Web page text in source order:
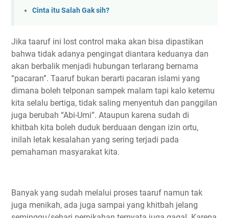
Cinta itu Salah Gak sih?
Jika taaruf ini lost control maka akan bisa dipastikan
bahwa tidak adanya pengingat diantara keduanya dan
akan berbalik menjadi hubungan terlarang bernama
“pacaran”. Taaruf bukan berarti pacaran islami yang
dimana boleh telponan sampek malam tapi kalo ketemu
kita selalu bertiga, tidak saling menyentuh dan panggilan
juga berubah “Abi-Umi”. Ataupun karena sudah di
khitbah kita boleh duduk berduaan dengan izin ortu,
inilah letak kesalahan yang sering terjadi pada
pemahaman masyarakat kita.
Banyak yang sudah melalui proses taaruf namun tak
juga menikah, ada juga sampai yang khitbah jelang